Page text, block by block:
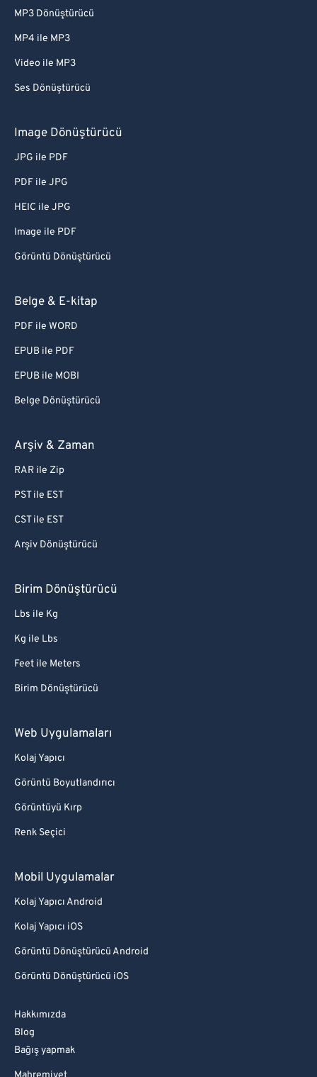
MP3 Dönüştürücü
MP4 ile MP3
Video ile MP3
Ses Dönüştürücü
Image Dönüştürücü
JPG ile PDF
PDF ile JPG
HEIC ile JPG
Image ile PDF
Görüntü Dönüştürücü
Belge & E-kitap
PDF ile WORD
EPUB ile PDF
EPUB ile MOBI
Belge Dönüştürücü
Arşiv & Zaman
RAR ile Zip
PST ile EST
CST ile EST
Arşiv Dönüştürücü
Birim Dönüştürücü
Lbs ile Kg
Kg ile Lbs
Feet ile Meters
Birim Dönüştürücü
Web Uygulamaları
Kolaj Yapıcı
Görüntü Boyutlandırıcı
Görüntüyü Kırp
Renk Seçici
Mobil Uygulamalar
Kolaj Yapıcı Android
Kolaj Yapıcı iOS
Görüntü Dönüştürücü Android
Görüntü Dönüştürücü iOS
Hakkımızda
Blog
Bağış yapmak